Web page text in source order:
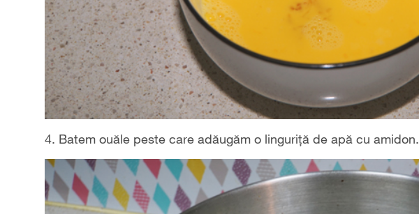
4. Batem ouăle peste care adăugăm o linguriță de apă cu amidon.